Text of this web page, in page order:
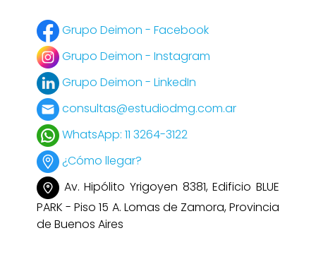
Grupo Deimon - Facebook
Grupo Deimon - Instagram
Grupo Deimon - LinkedIn
consultas@estudiodmg.com.ar
WhatsApp: 11 3264-3122
¿Cómo llegar?
Av. Hipólito Yrigoyen 8381, Edificio BLUE
PARK - Piso 15 A. Lomas de Zamora, Provincia
de Buenos Aires